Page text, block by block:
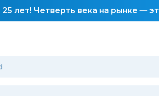
лет! Четверть века на рынке —